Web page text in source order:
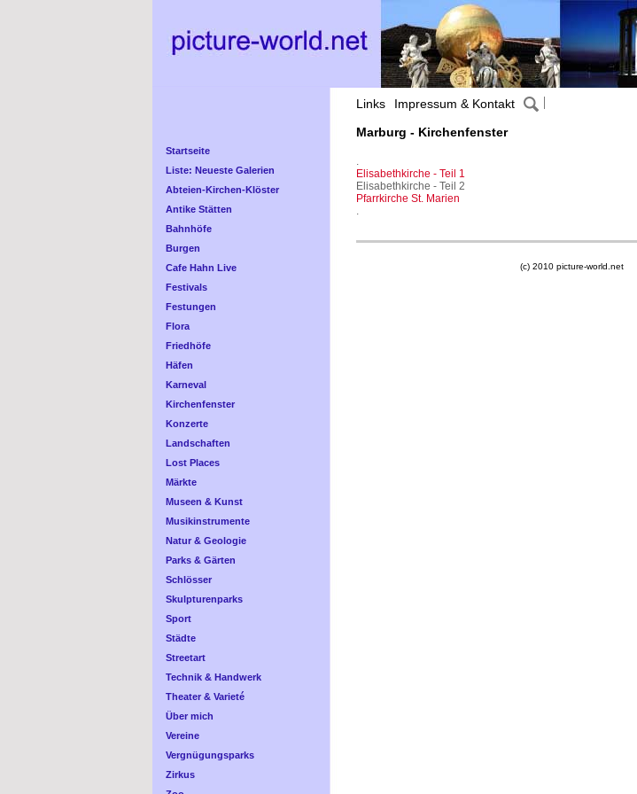
Links Impressum & Kontakt
Startseite
Liste: Neueste Galerien
Abteien-Kirchen-Klöster
Antike Stätten
Bahnhöfe
Burgen
Cafe Hahn Live
Festivals
Festungen
Flora
Friedhöfe
Häfen
Karneval
Kirchenfenster
Konzerte
Landschaften
Lost Places
Märkte
Museen & Kunst
Musikinstrumente
Natur & Geologie
Parks & Gärten
Schlösser
Skulpturenparks
Sport
Städte
Streetart
Technik & Handwerk
Theater & Varieté
Über mich
Vereine
Vergnügungsparks
Zirkus
Marburg - Kirchenfenster
.
Elisabethkirche - Teil 1
Elisabethkirche - Teil 2
Pfarrkirche St. Marien
.
(c) 2010 picture-world.net